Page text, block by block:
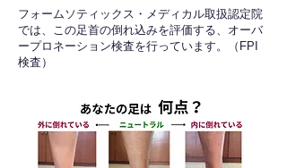
フォームソティックス・メディカル取扱認定院
では、この足首の倒れ込みを評価する、オーバ
ープロネーション検査を行っています。（FPI
検査）​